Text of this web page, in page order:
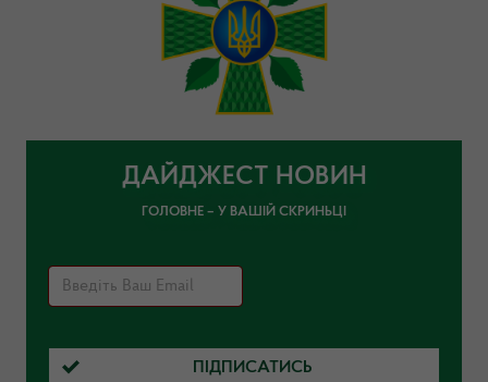
ДАЙДЖЕСТ НОВИН
ГОЛОВНЕ – У ВАШІЙ СКРИНЬЦІ
ПІДПИСАТИСЬ